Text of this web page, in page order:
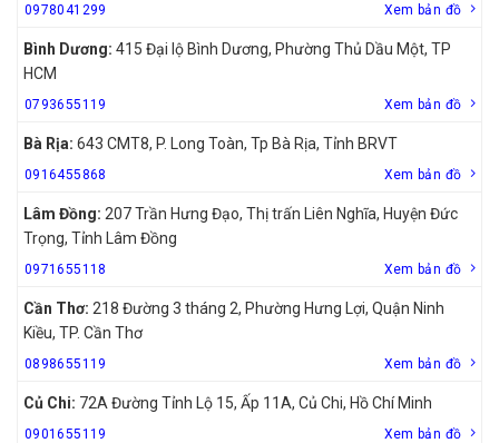
0978041299 Xem bản đồ
Bình Dương: 415 Đại lộ Bình Dương, Phường Thủ Dầu Một, TP
HCM
0793655119 Xem bản đồ
Bà Rịa: 643 CMT8, P. Long Toàn, Tp Bà Rịa, Tỉnh BRVT
0916455868 Xem bản đồ
Lâm Đồng: 207 Trần Hưng Đạo, Thị trấn Liên Nghĩa, Huyện Đức
Trọng, Tỉnh Lâm Đồng
0971655118 Xem bản đồ
Cần Thơ: 218 Đường 3 tháng 2, Phường Hưng Lợi, Quận Ninh
Kiều, TP. Cần Thơ
0898655119 Xem bản đồ
Củ Chi: 72A Đường Tỉnh Lộ 15, Ấp 11A, Củ Chi, Hồ Chí Minh
0901655119 Xem bản đồ